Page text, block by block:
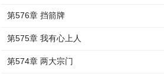
第576章 挡箭牌
第575章 我有心上人
第574章 两大宗门